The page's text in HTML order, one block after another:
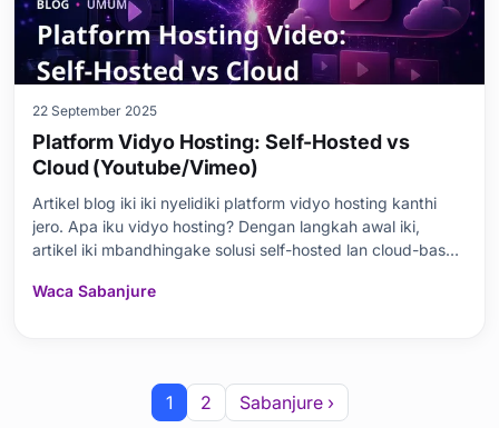
22 September 2025
Platform Vidyo Hosting: Self-Hosted vs
Cloud (Youtube/Vimeo)
Artikel blog iki iki nyelidiki platform vidyo hosting kanthi
jero. Apa iku vidyo hosting? Dengan langkah awal iki,
artikel iki mbandhingake solusi self-hosted lan cloud-based
kerugian vidyo hosting self-hosted, artikel iki uga negesake
Waca Sabanjure
1 2 Sabanjure ›